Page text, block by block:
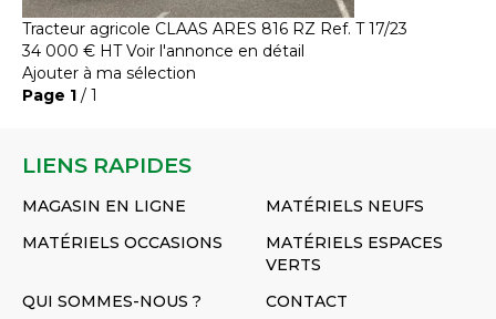
Tracteur agricole CLAAS ARES 816 RZ Ref. T 17/23
34 000 € HT Voir l'annonce en détail
Ajouter à ma sélection
Page 1 / 1
LIENS RAPIDES
MAGASIN EN LIGNE
MATÉRIELS NEUFS
MATÉRIELS OCCASIONS
MATÉRIELS ESPACES
VERTS
QUI SOMMES-NOUS ?
CONTACT